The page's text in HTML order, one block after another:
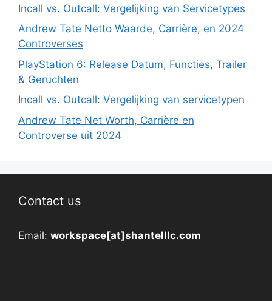
Incall vs. Outcall: Vergelijking van Servicetypes
Andrew Tate Netto Waarde, Carrière, en 2024
Controverses
PlayStation 6: Release Datum, Functies, Trailer
& Geruchten
Incall vs. Outcall: Vergelijking van servicetypen
Andrew Tate Net Worth, Carrière en
Controverse uit 2024
Contact us
Email: workspace[at]shantelllc.com